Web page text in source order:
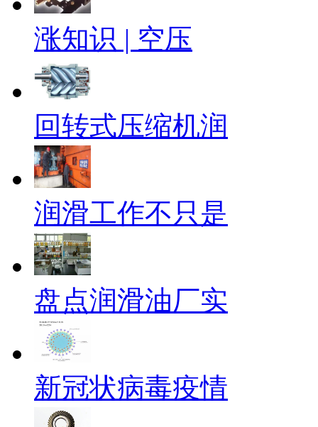
涨知识 | 空压
回转式压缩机润
润滑工作不只是
盘点润滑油厂实
新冠状病毒疫情